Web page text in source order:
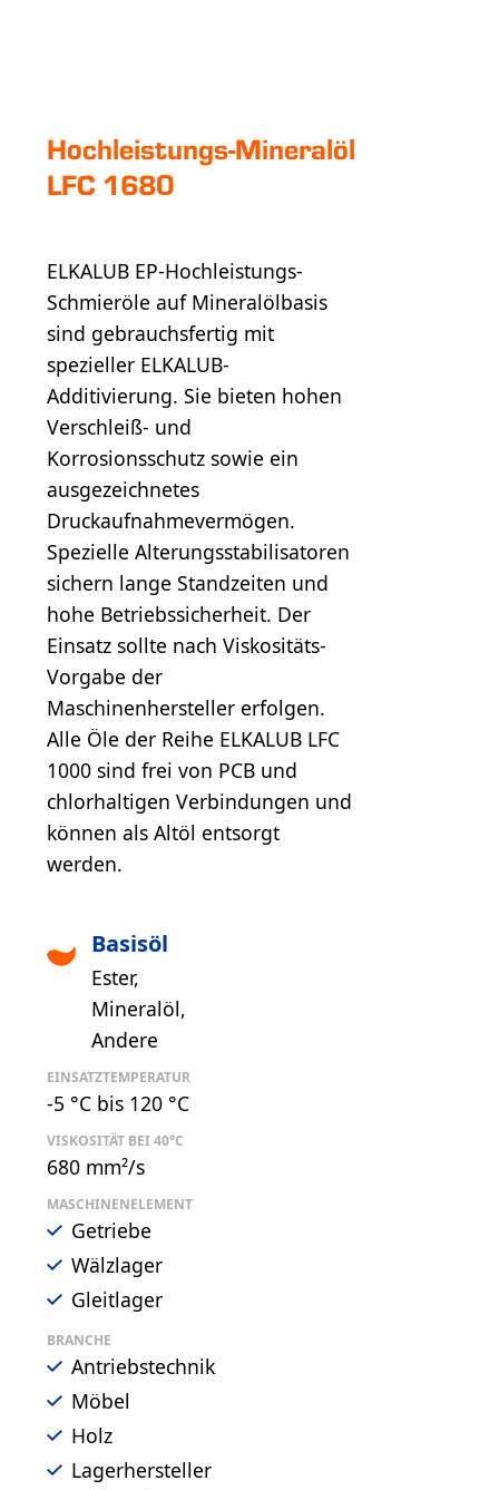
Hoch­leistungs-Mineral­öl
LFC 1680
ELKALUB EP-Hochleistungs-
Schmieröle auf Mineralölbasis
sind gebrauchsfertig mit
spezieller ELKALUB-
Additivierung. Sie bieten hohen
Verschleiß- und
Korrosionsschutz sowie ein
ausgezeichnetes
Druckaufnahmevermögen.
Spezielle Alterungsstabilisatoren
sichern lange Standzeiten und
hohe Betriebssicherheit. Der
Einsatz sollte nach Viskositäts-
Vorgabe der
Maschinenhersteller erfolgen.
Alle Öle der Reihe ELKALUB LFC
1000 sind frei von PCB und
chlorhaltigen Verbindungen und
können als Altöl entsorgt
werden.
Basisöl
Ester
Mineralöl
Andere
EINSATZTEMPERATUR
-5 °C bis 120 °C
VISKOSITÄT BEI 40°C
680 mm²/s
MASCHINENELEMENT
Getriebe
Wälzlager
Gleitlager
BRANCHE
Antriebstechnik
Möbel
Holz
Lagerhersteller